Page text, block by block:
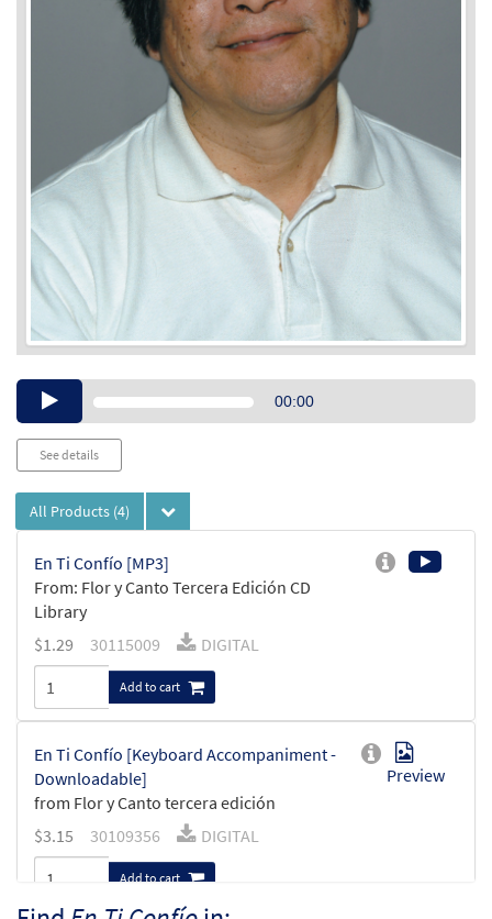
Audio00:00
See details
All Products (4)
En Ti Confío [MP3]
From: Flor y Canto Tercera Edición CD
Library
$1.29 30115009 DIGITAL
Add to cart
En Ti Confío [Keyboard Accompaniment -
Downloadable]
from Flor y Canto tercera edición
Preview
$3.15 30109356 DIGITAL
Add to cart